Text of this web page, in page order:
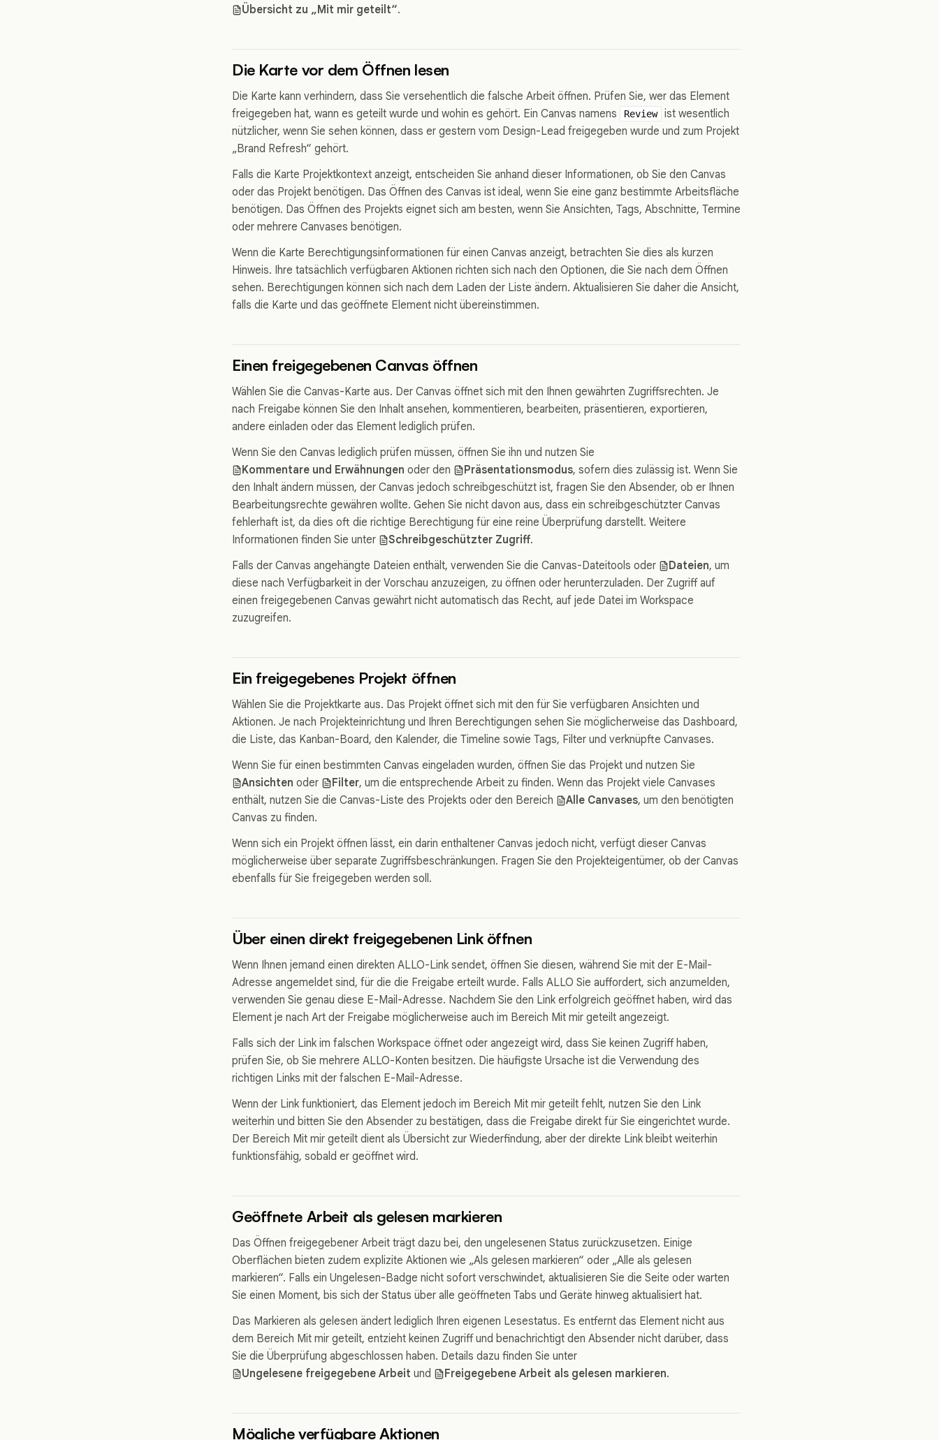
Übersicht zu „Mit mir geteilt“.
Die Karte vor dem Öffnen lesen
Die Karte kann verhindern, dass Sie versehentlich die falsche Arbeit öffnen. Prüfen Sie, wer das Element
freigegeben hat, wann es geteilt wurde und wohin es gehört. Ein Canvas namens
Review
ist wesentlich
nützlicher, wenn Sie sehen können, dass er gestern vom Design-Lead freigegeben wurde und zum Projekt
„Brand Refresh“ gehört.
Falls die Karte Projektkontext anzeigt, entscheiden Sie anhand dieser Informationen, ob Sie den Canvas
oder das Projekt benötigen. Das Öffnen des Canvas ist ideal, wenn Sie eine ganz bestimmte Arbeitsfläche
benötigen. Das Öffnen des Projekts eignet sich am besten, wenn Sie Ansichten, Tags, Abschnitte, Termine
oder mehrere Canvases benötigen.
Wenn die Karte Berechtigungsinformationen für einen Canvas anzeigt, betrachten Sie dies als kurzen
Hinweis. Ihre tatsächlich verfügbaren Aktionen richten sich nach den Optionen, die Sie nach dem Öffnen
sehen. Berechtigungen können sich nach dem Laden der Liste ändern. Aktualisieren Sie daher die Ansicht,
falls die Karte und das geöffnete Element nicht übereinstimmen.
Einen freigegebenen Canvas öffnen
Wählen Sie die Canvas-Karte aus. Der Canvas öffnet sich mit den Ihnen gewährten Zugriffsrechten. Je
nach Freigabe können Sie den Inhalt ansehen, kommentieren, bearbeiten, präsentieren, exportieren,
andere einladen oder das Element lediglich prüfen.
Wenn Sie den Canvas lediglich prüfen müssen, öffnen Sie ihn und nutzen Sie
Kommentare und Erwähnungen oder den Präsentationsmodus, sofern dies zulässig ist. Wenn Sie
den Inhalt ändern müssen, der Canvas jedoch schreibgeschützt ist, fragen Sie den Absender, ob er Ihnen
Bearbeitungsrechte gewähren wollte. Gehen Sie nicht davon aus, dass ein schreibgeschützter Canvas
fehlerhaft ist, da dies oft die richtige Berechtigung für eine reine Überprüfung darstellt. Weitere
Informationen finden Sie unter
Schreibgeschützter Zugriff.
Falls der Canvas angehängte Dateien enthält, verwenden Sie die Canvas-Dateitools oder
Dateien, um
diese nach Verfügbarkeit in der Vorschau anzuzeigen, zu öffnen oder herunterzuladen. Der Zugriff auf
einen freigegebenen Canvas gewährt nicht automatisch das Recht, auf jede Datei im Workspace
zuzugreifen.
Ein freigegebenes Projekt öffnen
Wählen Sie die Projektkarte aus. Das Projekt öffnet sich mit den für Sie verfügbaren Ansichten und
Aktionen. Je nach Projekteinrichtung und Ihren Berechtigungen sehen Sie möglicherweise das Dashboard,
die Liste, das Kanban-Board, den Kalender, die Timeline sowie Tags, Filter und verknüpfte Canvases.
Wenn Sie für einen bestimmten Canvas eingeladen wurden, öffnen Sie das Projekt und nutzen Sie
Ansichten oder Filter, um die entsprechende Arbeit zu finden. Wenn das Projekt viele Canvases
enthält, nutzen Sie die Canvas-Liste des Projekts oder den Bereich
Alle Canvases, um den benötigten
Canvas zu finden.
Wenn sich ein Projekt öffnen lässt, ein darin enthaltener Canvas jedoch nicht, verfügt dieser Canvas
möglicherweise über separate Zugriffsbeschränkungen. Fragen Sie den Projekteigentümer, ob der Canvas
ebenfalls für Sie freigegeben werden soll.
Über einen direkt freigegebenen Link öffnen
Wenn Ihnen jemand einen direkten ALLO-Link sendet, öffnen Sie diesen, während Sie mit der E-Mail-
Adresse angemeldet sind, für die die Freigabe erteilt wurde. Falls ALLO Sie auffordert, sich anzumelden,
verwenden Sie genau diese E-Mail-Adresse. Nachdem Sie den Link erfolgreich geöffnet haben, wird das
Element je nach Art der Freigabe möglicherweise auch im Bereich Mit mir geteilt angezeigt.
Falls sich der Link im falschen Workspace öffnet oder angezeigt wird, dass Sie keinen Zugriff haben,
prüfen Sie, ob Sie mehrere ALLO-Konten besitzen. Die häufigste Ursache ist die Verwendung des
richtigen Links mit der falschen E-Mail-Adresse.
Wenn der Link funktioniert, das Element jedoch im Bereich Mit mir geteilt fehlt, nutzen Sie den Link
weiterhin und bitten Sie den Absender zu bestätigen, dass die Freigabe direkt für Sie eingerichtet wurde.
Der Bereich Mit mir geteilt dient als Übersicht zur Wiederfindung, aber der direkte Link bleibt weiterhin
funktionsfähig, sobald er geöffnet wird.
Geöffnete Arbeit als gelesen markieren
Das Öffnen freigegebener Arbeit trägt dazu bei, den ungelesenen Status zurückzusetzen. Einige
Oberflächen bieten zudem explizite Aktionen wie „Als gelesen markieren“ oder „Alle als gelesen
markieren“. Falls ein Ungelesen-Badge nicht sofort verschwindet, aktualisieren Sie die Seite oder warten
Sie einen Moment, bis sich der Status über alle geöffneten Tabs und Geräte hinweg aktualisiert hat.
Das Markieren als gelesen ändert lediglich Ihren eigenen Lesestatus. Es entfernt das Element nicht aus
dem Bereich Mit mir geteilt, entzieht keinen Zugriff und benachrichtigt den Absender nicht darüber, dass
Sie die Überprüfung abgeschlossen haben. Details dazu finden Sie unter
Ungelesene freigegebene Arbeit und Freigegebene Arbeit als gelesen markieren.
Mögliche verfügbare Aktionen